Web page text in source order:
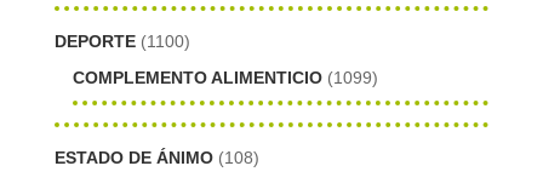
DEPORTE (1100)
COMPLEMENTO ALIMENTICIO (1099)
ESTADO DE ÁNIMO (108)